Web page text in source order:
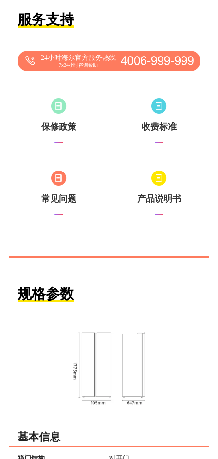
服务支持
24小时海尔官方服务热线
7x24小时咨询帮助
保修政策 收费标准
常见问题 产品说明书
规格参数
基本信息